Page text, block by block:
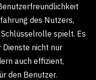
des Nutzers,
spielt. Es
nicht nur
auch effizient,
den Benutzer.